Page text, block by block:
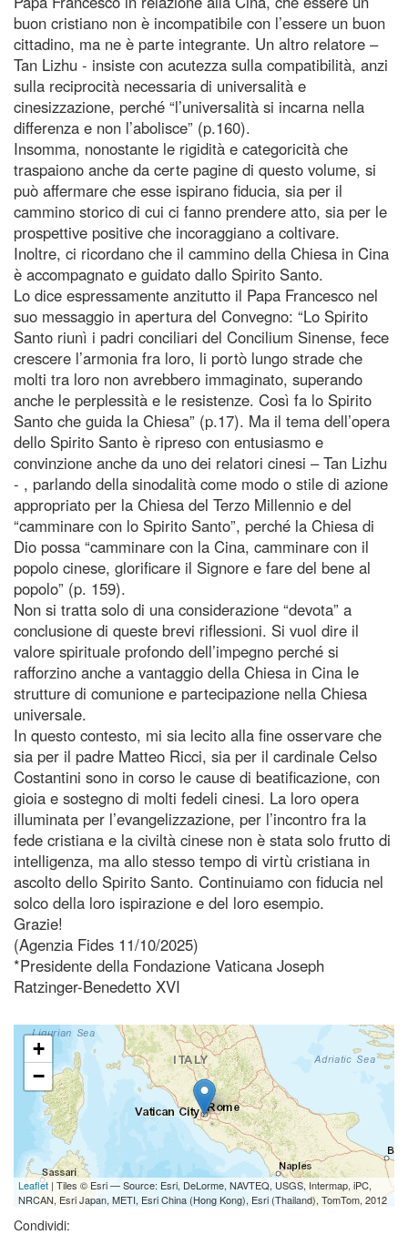
buon cristiano non è incompatibile con l’essere un buon
cittadino, ma ne è parte integrante. Un altro relatore –
Tan Lizhu - insiste con acutezza sulla compatibilità, anzi
sulla reciprocità necessaria di universalità e
cinesizzazione, perché “l’universalità si incarna nella
differenza e non l’abolisce” (p.160).
Insomma, nonostante le rigidità e categoricità che
traspaiono anche da certe pagine di questo volume, si
può affermare che esse ispirano fiducia, sia per il
cammino storico di cui ci fanno prendere atto, sia per le
prospettive positive che incoraggiano a coltivare.
Inoltre, ci ricordano che il cammino della Chiesa in Cina
è accompagnato e guidato dallo Spirito Santo.
Lo dice espressamente anzitutto il Papa Francesco nel
suo messaggio in apertura del Convegno: “Lo Spirito
Santo riunì i padri conciliari del Concilium Sinense, fece
crescere l’armonia fra loro, li portò lungo strade che
molti tra loro non avrebbero immaginato, superando
anche le perplessità e le resistenze. Così fa lo Spirito
Santo che guida la Chiesa” (p.17). Ma il tema dell’opera
dello Spirito Santo è ripreso con entusiasmo e
convinzione anche da uno dei relatori cinesi – Tan Lizhu
- , parlando della sinodalità come modo o stile di azione
appropriato per la Chiesa del Terzo Millennio e del
“camminare con lo Spirito Santo”, perché la Chiesa di
Dio possa “camminare con la Cina, camminare con il
popolo cinese, glorificare il Signore e fare del bene al
popolo” (p. 159).
Non si tratta solo di una considerazione “devota” a
conclusione di queste brevi riflessioni. Si vuol dire il
valore spirituale profondo dell’impegno perché si
rafforzino anche a vantaggio della Chiesa in Cina le
strutture di comunione e partecipazione nella Chiesa
universale.
In questo contesto, mi sia lecito alla fine osservare che
sia per il padre Matteo Ricci, sia per il cardinale Celso
Costantini sono in corso le cause di beatificazione, con
gioia e sostegno di molti fedeli cinesi. La loro opera
illuminata per l’evangelizzazione, per l’incontro fra la
fede cristiana e la civiltà cinese non è stata solo frutto di
intelligenza, ma allo stesso tempo di virtù cristiana in
ascolto dello Spirito Santo. Continuiamo con fiducia nel
solco della loro ispirazione e del loro esempio.
Grazie!
(Agenzia Fides 11/10/2025)
*Presidente della Fondazione Vaticana Joseph
Ratzinger-Benedetto XVI
+
−
Leaflet | Tiles © Esri — Source: Esri, DeLorme, NAVTEQ, USGS, Intermap, iPC,
NRCAN, Esri Japan, METI, Esri China (Hong Kong), Esri (Thailand), TomTom, 2012
Condividi: